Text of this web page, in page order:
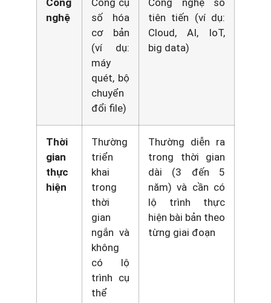
Công
nghệ
Công cụ
số hóa
cơ bản
(ví dụ:
máy
quét, bộ
chuyển
đổi file)
Công nghệ số
tiên tiến (ví dụ:
Cloud, AI, IoT,
big data)
Thời
gian
thực
hiện
Thường
triển
khai
trong
thời
gian
ngắn và
không
có lộ
trình cụ
thể
Thường diễn ra
trong thời gian
dài (3 đến 5
năm) và cần có
lộ trình thực
hiện bài bản theo
từng giai đoạn